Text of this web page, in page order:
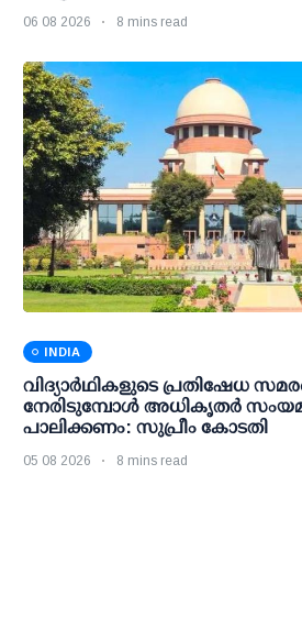
06 08 2026 8 mins read
INDIA
വിദ്യാര്‍ഥികളുടെ പ്രതിഷേധ
നേരിടുമ്പോള്‍ അധികൃതര്‍
പാലിക്കണം: സുപ്രീം കോടതി
05 08 2026 8 mins read